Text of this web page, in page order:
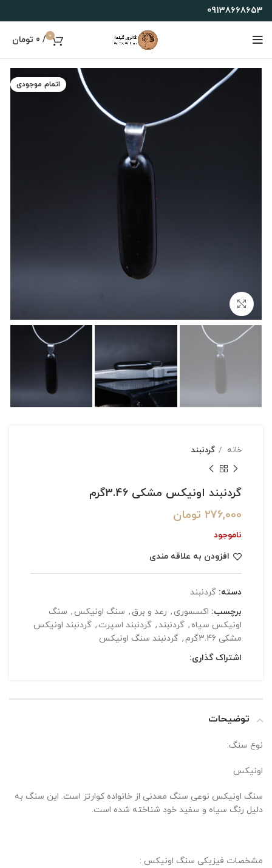
09138668653
0
/
0 تومان
اتمام موجودی
خانه گردنبند
گردنبند اونیکس مشکی 3.46گرم
276,000 تومان
ناموجود
افزودن به علاقه مندی
دسته: گردنبند
برچسب: اکسسوری , رعد و برق, سنگ اونیکس , سنگ
اونیکس سیاه , گردنبند, گردنبند اسپرت , گردنبند اونیکس
مشکی 3.46گرم
, گردنبند سنگ اونیکس
اشتراک گذاری:
توضیحات
نوع سنگ:
اونیکس
سنگ اونیکس نوعی سنگ معدنی از خانواده کوارتز است. این سنگ به
دلیل رنگ سیاه و سفید خود شناخته شده است.
مشخصات فیزیکی سنگ اونیکس :